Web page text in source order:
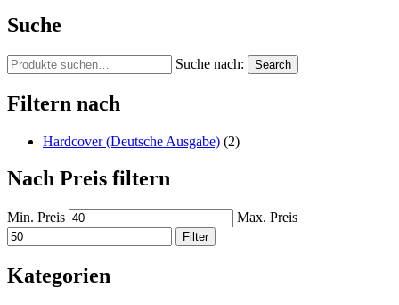
Suche
Suche nach: Search
Filtern nach
Hardcover (Deutsche Ausgabe) (2)
Nach Preis filtern
Min. Preis Max. Preis
Filter
Kategorien